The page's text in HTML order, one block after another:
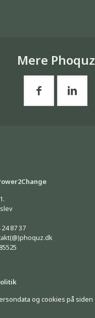
Mere Phoquz
87 37
og cookies på siden